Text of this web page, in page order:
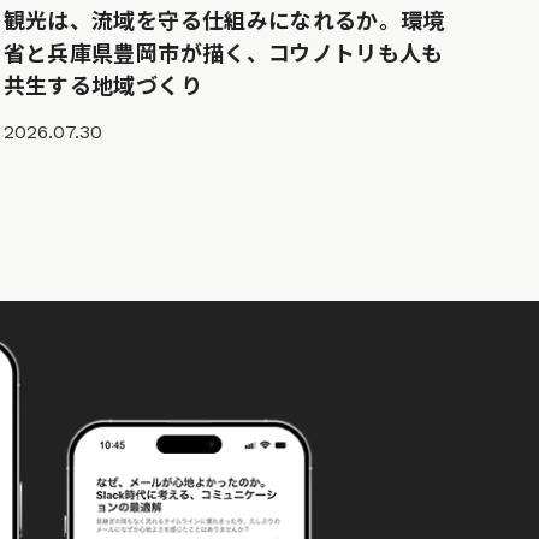
観光は、流域を守る仕組みになれるか。環境
省と兵庫県豊岡市が描く、コウノトリも人も
共生する地域づくり
2026.07.30